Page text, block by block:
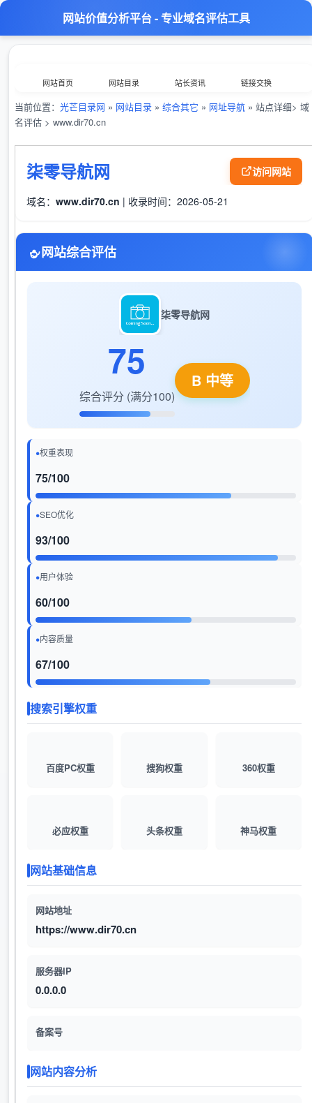
网站价值分析平台 - 专业域名评估工具
网站首页 网站目录 站长资讯 链接交换
分类浏览 最新收录 数据归档 TOP排行榜
意见反馈 外链工具 综合查询
当前位置： 光芒目录网 » 网站目录 » 综合其它 » 网址导航 » 站点详细> 域
名评估 > www.dir70.cn
柒零导航网 访问网站
域名： www.dir70.cn | 收录时间：2026-05-21
网站综合评估
柒零导航网
75
综合评分 (满分100)
B 中等
权重表现
75/100
SEO优化
93/100
用户体验
60/100
内容质量
67/100
搜索引擎权重
百度PC权重 搜狗权重 360权重
必应权重 头条权重 神马权重
网站基础信息
网站地址
https://www.dir70.cn
服务器IP
0.0.0.0
备案号
网站内容分析